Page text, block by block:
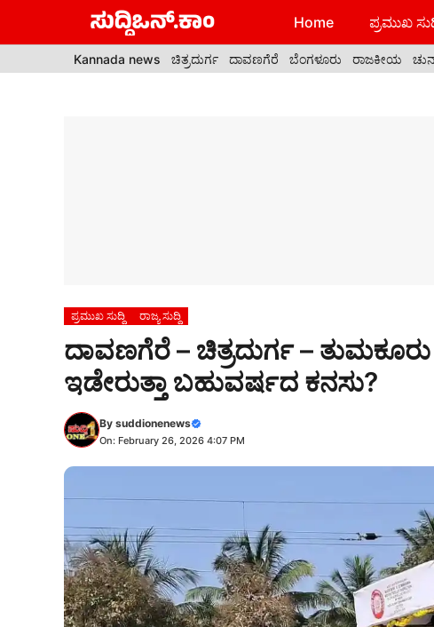
Home ಪ್ರಮುಖ
Kannada news ಚಿತ್ರದುರ್ಗ ದಾವಣಗೆರೆ ಬೆಂಗಳೂರು ರಾಜಕೀಯ
ಪ್ರಮುಖ ಸುದ್ದಿ ರಾಜ್ಯ ಸುದ್ದಿ
ದಾವಣಗೆರೆ – ಚಿತ್ರದುರ್ಗ –
ಇಡೇರುತ್ತಾ ಬಹುವರ್ಷದ ಕನಸು?
By suddionenews
On: February 26, 2026 4:07 PM